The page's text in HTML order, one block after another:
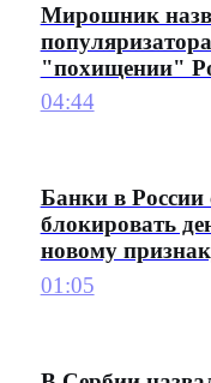
Мирошник
"похищении"
04:44
Банки в России
блокировать
новому
01:05